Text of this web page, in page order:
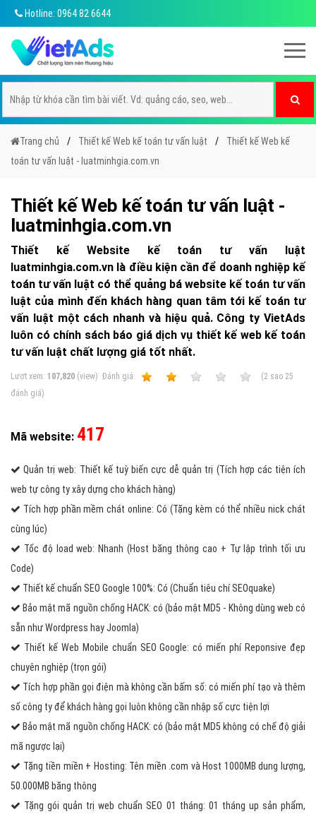
Hotline: 0964 82 6644
Trang chủ Thiết kế Web kế toán tư vấn luật
Thiết kế Web kế
toán tư vấn luật - luatminhgia.com.vn
Thiết kế Web kế toán tư vấn luật -
luatminhgia.com.vn
Thiết kế Website kế toán tư vấn luật
luatminhgia.com.vn là điều kiện cần để doanh nghiệp kế
toán tư vấn luật có thể quảng bá website kế toán tư vấn
luật của mình đến khách hàng quan tâm tới kế toán tư
vấn luật một cách nhanh và hiệu quả. Công ty VietAds
luôn có chính sách báo giá dịch vụ thiết kế web kế toán
tư vấn luật chất lượng giá tốt nhất.
Lượt xem: 107,820 (view) Ðánh giá: (2 sao 25
đánh giá)
Mã website: 417
Quản trị web: Thiết kế tuỳ biến cực dễ quản trị (Tích hợp các tiện ích
web tự công ty xây dựng cho khách hàng)
Tích hợp phần mềm chát online: Có (Tặng kèm có thể nhiều nick chát
cùng lúc)
Tốc độ load web: Nhanh (Host băng thông cao + Tự lập trình tối ưu
Code)
Thiết kế chuẩn SEO Google 100%: Có (Chuẩn tiêu chí SEOquake)
Bảo mật mã nguồn chống HACK: có (bảo mật MD5 - Không dùng web có
sẵn như Wordpress hay Joomla)
Thiết kế Web Mobile chuẩn SEO Google: có miến phí Reponsive đẹp
chuyên nghiệp (trọn gói)
Tích hợp phần gọi điện mà không cần bấm số: có miến phí tạo và thêm
số công ty để khách hàng gọi luôn không cần nhập số cực tiện lợi
Bảo mật mã nguồn chống HACK: có (bảo mật MD5 không có chế độ giải
mã ngược lại)
Tặng tiền miền + Hosting: Tên miền .com và Host 1000MB dung lượng,
50.000MB băng thông
Tặng gói quản trị web chuẩn SEO 01 tháng: 01 tháng up sản phẩm,